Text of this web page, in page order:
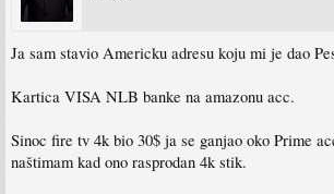
Ja sam stavio Americku adresu koju mi je dao
Kartica VISA NLB banke na amazonu acc.
Sinoc fire tv 4k bio 30$ ja se ganjao oko Prime
naštimam kad ono rasprodan 4k stik.